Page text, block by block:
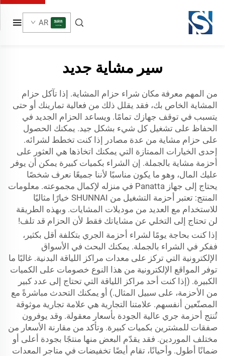
AR
سير مشاية جديد
من المهم معرفة مكان شراء حزام المشاية. إذا تآكل حزام
المشاية الخاص بك، فقد يقلل ذلك من فعالية تمارينك أو حتى
يتسبب في توقف جهازك تمامًا. ويساعد الحزام الجديد في
الحفاظ على تشغيل كل شيء بشكل جيد. يمكنك الحصول
على حزام مشاية من عدة مصادر إذا كنت تخطط لشرائه.
إحدى الخيارات الممتازة التي يمكنك اتخاذها هي العثور على
أحزمة مشاية بالجملة. إن الشراء بكميات كبيرة يمكن أن يوفر
عليك المال، وهو ما يكون مناسبًا لأننا جميعًا نعرف شخصًا
يحتاج إلى جهاز Panatta في منزله لإكمال مجموعته. معلومات
المنتج: تعتبر أحزمة التشغيل من SHUNNAI خيارًا مثاليًا
للاستخدام مع العديد من موديلات المشايات. وبهذه الطريقة
لن تحتاج إلى التخلي عن مشاياتك فقط لأن الحزام قد تلف!
إذا كنت بحاجة يومًا لشراء أحزمة الجري بتكلفة أقل بكثير،
ففكر في الشراء بالجملة. يمكنك البحث في الأسواق
الإلكترونية التي تركز على معدات مراكز اللياقة البدنية. غالبًا ما
توفر المواقع الإلكترونية من هذا النوع خصومات على الكميات
الكبيرة. (إذا كنت أحد مراكز اللياقة التي تحتاج إلى عدد كبير
من الأحزمة، على سبيل المثال.) أو يمكنك التحدث مباشرةً مع
المصنّعين أنفسهم. علامتنا التجارية هي علامة تجارية موثوقة
تُنتج أحزمة جري عالية الجودة بأسعار معقولة. وقد يوفرون
صفقات للمشترين بكميات كبيرة. وتأكد من مقارنة الأسعار من
مختلف الموردين. فقد يقدّم البعض منها منتجًا بجودة أعلى أو
ضمانًا أطول. وأحيانًا، تقام أيضًا تخفيضات في متاجر المعدات